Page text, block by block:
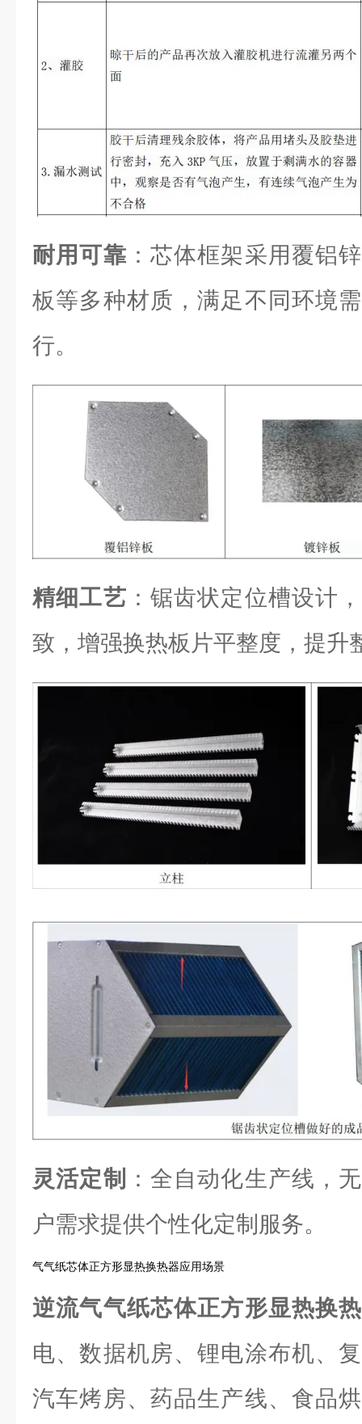
耐用可靠 ：芯体框架采用覆铝
板等多种材质，满足不同环境
行。
精细工艺 ：锯齿状定位槽设计
致，增强换热板片平整度，提升
灵活定制
：全自动化生产线，
户需求提供个性化定制服务。
气气纸芯体正方形显热换热器应用场景
逆流气气纸芯体正方形显热换
电、数据机房、锂电涂布机、
汽车烤房、药品生产线、食品